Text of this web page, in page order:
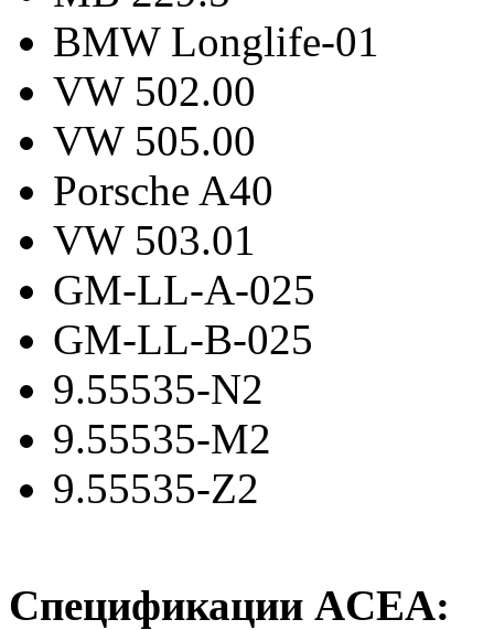
BMW Longlife-01
VW 502.00
VW 505.00
Porsche A40
VW 503.01
GM-LL-A-025
GM-LL-B-025
9.55535-N2
9.55535-M2
9.55535-Z2
Спецификации ACEA: